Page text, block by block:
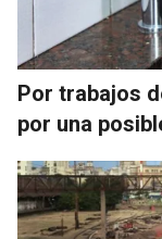
Por trabajos
por una